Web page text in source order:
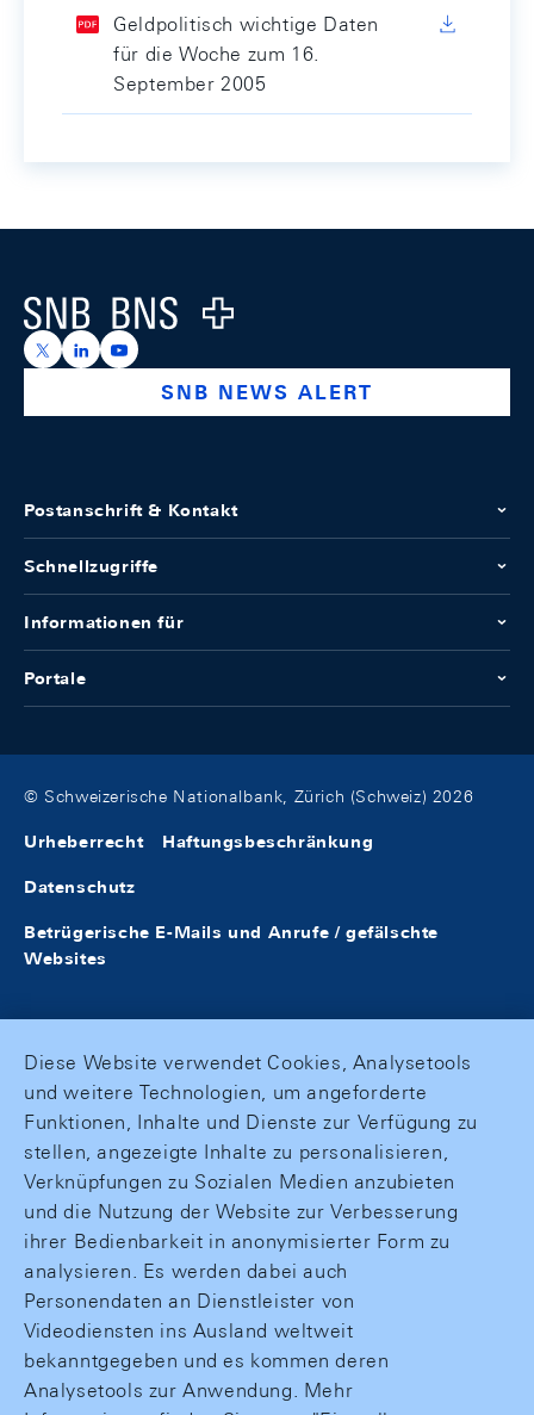
Geldpolitisch wichtige Daten
für die Woche zum 16.
September 2005
Logo
https://x.com/snb_bns
https://ch.linkedin.com/company/swiss-national-
https://www.youtube.com/@swissnationalbank
SNB NEWS ALERT
Postanschrift & Kontakt
Schnellzugriffe
Informationen für
Portale
© Schweizerische Nationalbank, Zürich (Schweiz) 2026
Urheberrecht Haftungsbeschränkung
Datenschutz
Betrügerische E-Mails und Anrufe / gefälschte
Websites
Diese Website verwendet Cookies, Analysetools
und weitere Technologien, um angeforderte
Funktionen, Inhalte und Dienste zur Verfügung zu
stellen, angezeigte Inhalte zu personalisieren,
Verknüpfungen zu Sozialen Medien anzubieten
und die Nutzung der Website zur Verbesserung
ihrer Bedienbarkeit in anonymisierter Form zu
analysieren. Es werden dabei auch
Personendaten an Dienstleister von
Videodiensten ins Ausland weltweit
bekanntgegeben und es kommen deren
Analysetools zur Anwendung. Mehr